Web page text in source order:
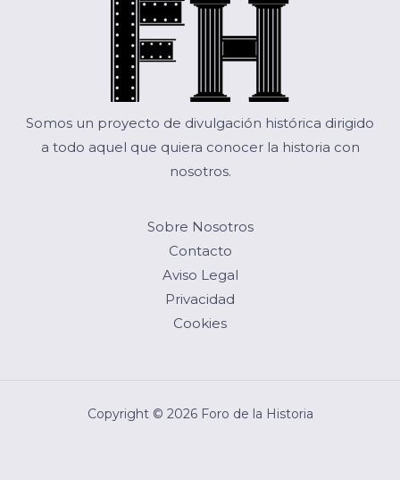
Somos un proyecto de divulgación histórica dirigido
a todo aquel que quiera conocer la historia con
nosotros.
Sobre Nosotros
Contacto
Aviso Legal
Privacidad
Cookies
Copyright © 2026 Foro de la Historia